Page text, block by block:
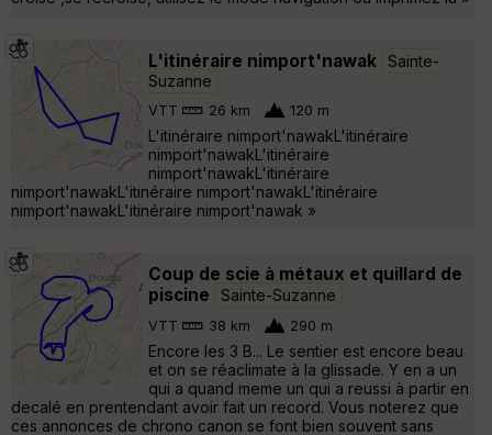
L'itinéraire nimport'nawak Sainte-
Suzanne
VTT 26 km 120 m
L'itinéraire nimport'nawakL'itinéraire
nimport'nawakL'itinéraire
nimport'nawakL'itinéraire
nimport'nawakL'itinéraire nimport'nawakL'itinéraire
nimport'nawakL'itinéraire nimport'nawak »
Coup de scie à métaux et quillard de
piscine
Sainte-Suzanne
VTT 38 km 290 m
Encore les 3 B... Le sentier est encore beau
et on se réaclimate à la glissade. Y en a un
qui a quand meme un qui a reussi à partir en
decalé en prentendant avoir fait un record. Vous noterez que
ces annonces de chrono canon se font bien souvent sans